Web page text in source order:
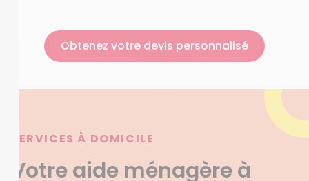
Obtenez votre devis personnalisé
SERVICES À DOMICILE
Votre aide ménagère à